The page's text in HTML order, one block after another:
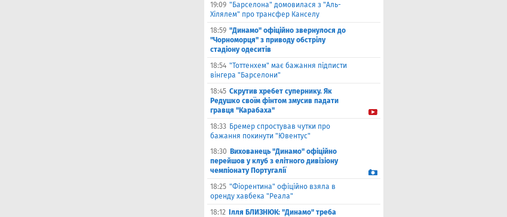
19:09 "Барселона" домовилася з "Аль-
Хілялем" про трансфер Канселу
18:59 "Динамо" офіційно звернулося до
"Чорноморця" з приводу обстрілу
стадіону одеситів
18:54 "Тоттенхем" має бажання підписти
вінгера "Барселони"
18:45 Скрутив хребет супернику. Як
Редушко своїм фінтом змусив падати
гравця "Карабаха"
18:33 Бремер спростував чутки про
бажання покинути "Ювентус"
18:30 Вихованець "Динамо" офіційно
перейшов у клуб з елітного дивізіону
чемпіонату Португалії
18:25 "Фіорентина" офіційно взяла в
оренду хавбека "Реала"
18:12
Ілля БЛИЗНЮК: "Динамо" треба